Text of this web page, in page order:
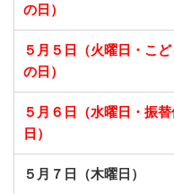
の日）
５月５日（火曜日・こど
の日）
５月６日（水曜日・振
日）
５月７日（木曜日）